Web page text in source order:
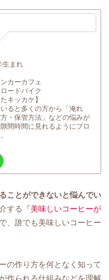
生まれ
カーカフェ
ードバイク
キッカケ】
ると多くの方から「淹れ
・保管方法」などの悩みが
間時間に見れるようにブロ
ことができないと悩んでい
する『美味しいコーヒーが
、誰でも美味しいコーヒー
の作り方を何となく知って
作られる仕組みなどを理解